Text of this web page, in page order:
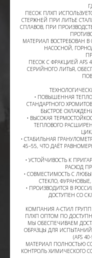
ПЕСОК ПЛХП
СТЕРЖНЕЙ ПРИ ЛИТЬЕ
СПЛАВОВ, ПРИ
МАТЕРИАЛ ВОСТРЕБОВАН
НАСОСНОЙ,
ПЕСОК С ФРАКЦИЕЙ
СЕРИЙНОГО ЛИТЬЯ,
• ПОВЫШЕННАЯ
СТАНДАРТНОГО
БЫСТРОЕ
• ВЫСОКАЯ
ТЕПЛОВОГО
• СТАБИЛЬНАЯ
45–55, ЧТО ДАЁТ
• УСТОЙЧИВОСТЬ К
РАСХОД
• СОВМЕСТИМОСТЬ С
СТЕКЛО,
• ПРОИЗВОДИТСЯ В
ДОСТУПЕН СО
КОМПАНИЯ А-СТИЛ
ПЛХП ОПТОМ ПО
МЫ ОБЕСПЕЧИВАЕМ
ОБРАЗЦЫ ДЛЯ
(AFS
МАТЕРИАЛ ПОЛНОСТЬЮ
КОНТРОЛЬ ХИМИЧЕСКОГО